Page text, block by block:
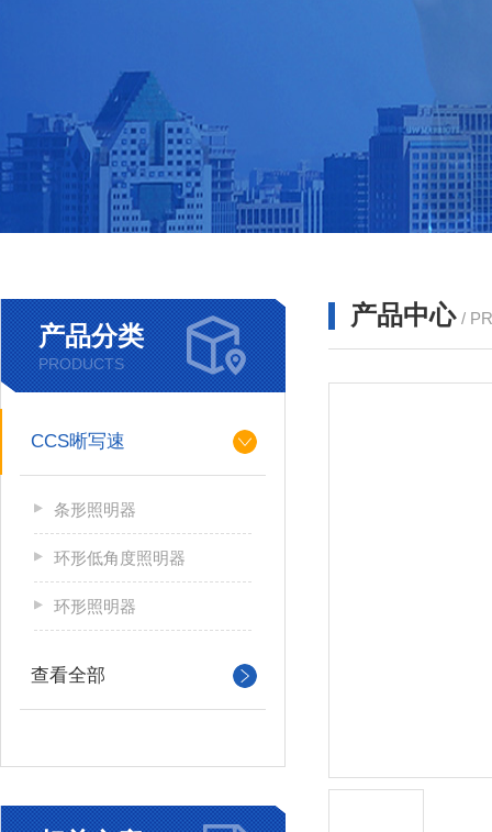
产品分类
PRODUCTS
CCS晰写速
条形照明器
环形低角度照明器
环形照明器
查看全部
产品中心 /